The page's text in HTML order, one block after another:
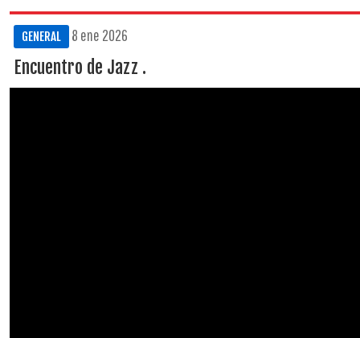
GENERAL 8 ene 2026
Encuentro de Jazz .